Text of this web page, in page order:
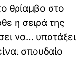
θρίαμβο στο
η σειρά της
να… υποτάξει
σπουδαίο